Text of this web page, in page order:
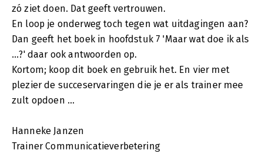
zó ziet doen. Dat geeft vertrouwen.
En loop je onderweg toch tegen wat uitdagingen aan?
Dan geeft het boek in hoofdstuk 7 'Maar wat doe ik als
...?' daar ook antwoorden op.
Kortom; koop dit boek en gebruik het. En vier met
plezier de succeservaringen die je er als trainer mee
zult opdoen ...
Hanneke Janzen
Trainer Communicatieverbetering